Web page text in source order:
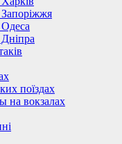
поїздах
на вокзалах